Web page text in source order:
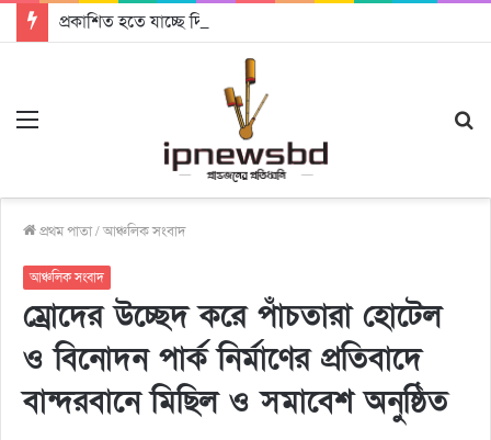
প্রকাশিত হতে যাচ্ছে দি রাবুগার নতুন গান ‘Baljanggi’
প্রথম পাতা/আঞ্চলিক সংবাদ
আঞ্চলিক সংবাদ
ম্রোদের উচ্ছেদ করে পাঁচতারা হোটেল
ও বিনোদন পার্ক নির্মাণের প্রতিবাদে
বান্দরবানে মিছিল ও সমাবেশ অনুষ্ঠিত